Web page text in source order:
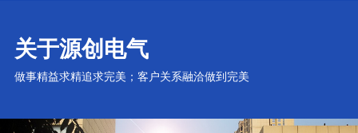
关于源创电气
做事精益求精追求完美；客户关系融洽做到完美